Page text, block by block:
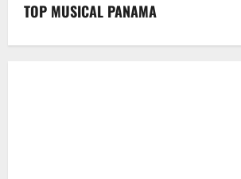
TOP MUSICAL PANAMA